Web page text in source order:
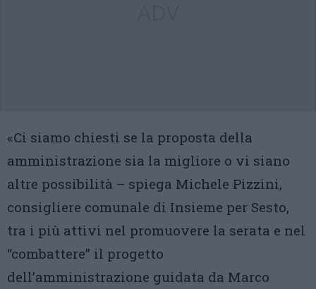
«Ci siamo chiesti se la proposta della
amministrazione sia la migliore o vi siano
altre possibilità – spiega Michele Pizzini,
consigliere comunale di Insieme per Sesto,
tra i più attivi nel promuovere la serata e nel
“combattere” il progetto
dell’amministrazione guidata da Marco